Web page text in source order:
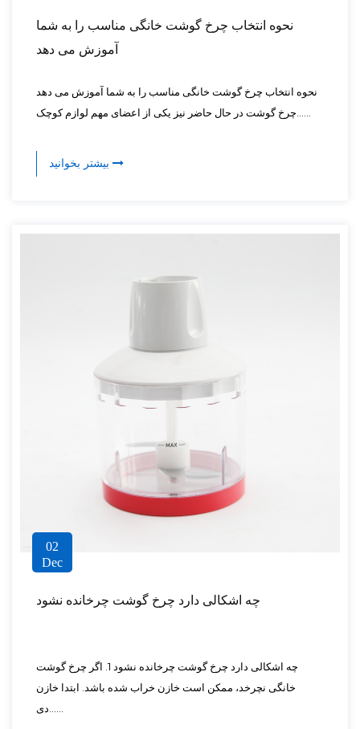
نحوه انتخاب چرخ گوشت خانگی مناسب را به شما
آموزش می دهد
نحوه انتخاب چرخ گوشت خانگی مناسب را به شما آموزش می دهد
02
Dec
چه اشکالی دارد چرخ گوشت چرخانده نشود
چه اشکالی دارد چرخ گوشت چرخانده نشود 1. اگر چرخ گوشت
خانگی نچرخد، ممکن است خازن خراب شده باشد. ابتدا خازن